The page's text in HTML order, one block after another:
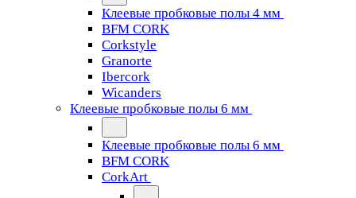
Клеевые пробковые полы 4 мм
BFM CORK
Corkstyle
Granorte
Ibercork
Wicanders
Клеевые пробковые полы 6 мм
Клеевые пробковые полы 6 мм
BFM CORK
CorkArt